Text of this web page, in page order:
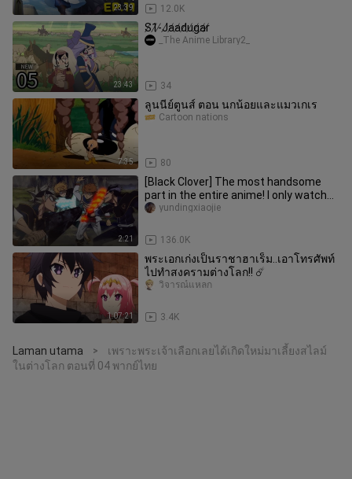
23:39 12.0K
23:43
S̸1̸-̸J̸a̸a̸d̸u̸g̸a̸r̸
34
_The Anime Library2_
7:35
ลูนนีย์ตูนส์ ตอน นกน้อยและแมวเกเร
80
Cartoon nations
2:21
[Black Clover] The most handsome
part in the entire anime! I only watched
it N times!
136.0K
yundingxiaojie
1:07:21
พระเอกเก่งเป็นราชาฮาเร็ม..เอาโทรศัพท์
ไปทำสงครามต่างโลก!! ☄️
3.4K
วิจารณ์แหลก
Laman utama >
เพราะพระเจ้าเลือกเลยได้เกิดใหม่มาเลี้ยงสไลม์
ในต่างโลก ตอนที่ 04 พากย์ไทย